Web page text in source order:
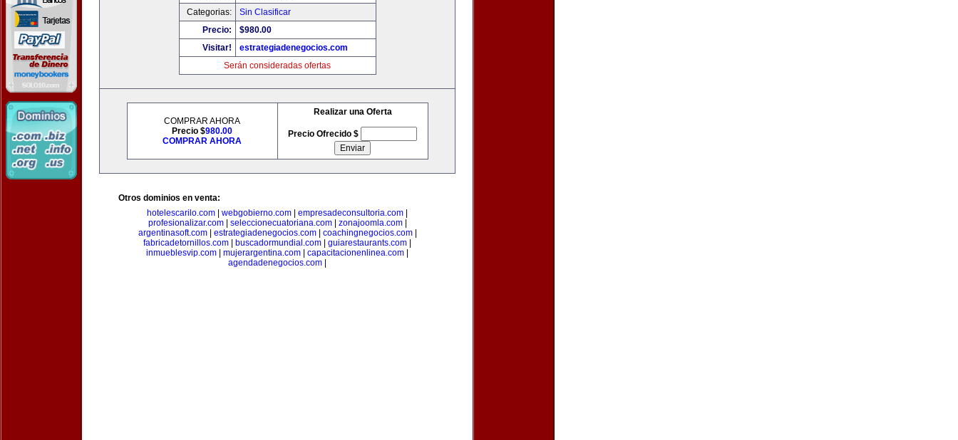
Categorias:
Sin Clasificar
Precio:
$980.00
Visitar!
estrategiadenegocios.com
Serán consideradas ofertas
COMPRAR AHORA
Precio $980.00
COMPRAR AHORA
Realizar una Oferta
Precio Ofrecido $
Otros dominios en venta:
hotelescarilo.com
webgobierno.com empresadeconsultoria.com
profesionalizar.com| seleccionecuatoriana.com| zonajoomla.com|
argentinasoft.com| estrategiadenegocios.com| coachingnegocios.com|
fabricadetornillos.com
buscadormundial.com guiarestaurants.com
inmueblesvip.com
mujerargentina.com capacitacionenlinea.com
agendadenegocios.com